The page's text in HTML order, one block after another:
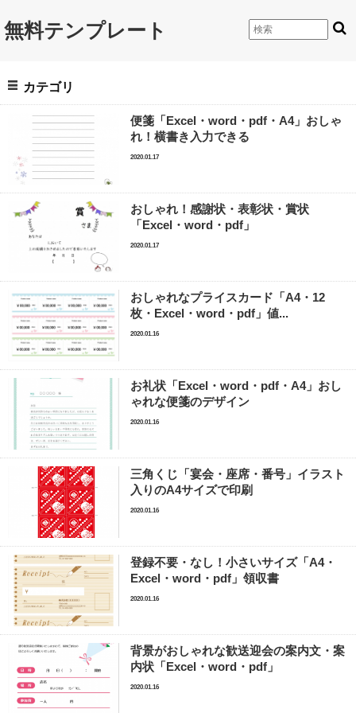
無料テンプレート
カテゴリ
便箋「Excel・word・pdf・A4」おしゃ
れ！横書き入力できる
2020.01.17
おしゃれ！感謝状・表彰状・賞状
「Excel・word・pdf」
2020.01.17
おしゃれなプライスカード「A4・12
枚・Excel・word・pdf」値...
2020.01.16
お礼状「Excel・word・pdf・A4」おし
ゃれな便箋のデザイン
2020.01.16
三角くじ「宴会・座席・番号」イラスト
入りのA4サイズで印刷
2020.01.16
登録不要・なし！小さいサイズ「A4・
Excel・word・pdf」領収書
2020.01.16
背景がおしゃれな歓送迎会の案内文・案
内状「Excel・word・pdf」
2020.01.16